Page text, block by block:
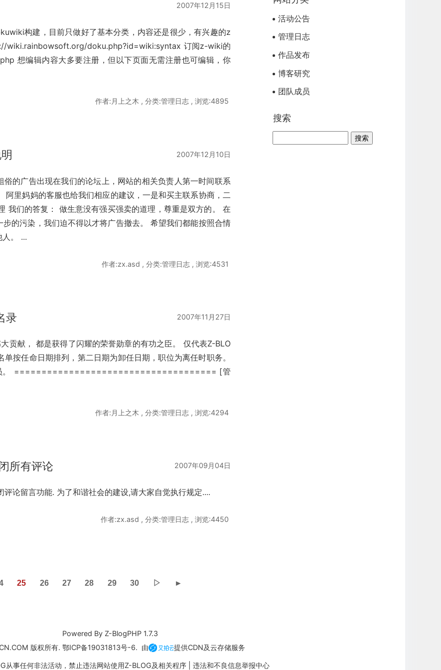
2007年12月15日
构建，目前只做好了基本分类，内容还是很少，有兴趣的z
wiki.rainbowsoft.org/doku.php?id=wiki:syntax 订阅z-wiki的
想编辑内容大多要注册，但以下页面无需注册也可编辑，你
作者:月上之木 , 分类:管理日志 , 浏览:4895
2007年12月10日
的广告出现在我们的论坛上，网站的相关负责人第一时间联系
阿里妈妈的客服也给我们相应的建议，一是和买主联系协商，二
我们的答复： 做生意没有强买强卖的道理，尊重是双方的。 在
的污染，我们迫不得以才将广告撤去。 希望我们都能按照合情
。 ...
作者:zx.asd , 分类:管理日志 , 浏览:4531
2007年11月27日
录
贡献， 都是获得了闪耀的荣誉勋章的有功之臣。 仅代表Z-BLO
按任命日期排列，第二日期为卸任日期，职位为离任时职务。
。 ===================================== [管
作者:月上之木 , 分类:管理日志 , 浏览:4294
2007年09月04日
所有评论
论留言功能. 为了和谐社会的建设,请大家自觉执行规定....
作者:zx.asd , 分类:管理日志 , 浏览:4450
25 26 27 28 29 30 ▷ ►
活动公告
管理日志
作品发布
博客研究
团队成员
搜索
Powered By Z-BlogPHP 1.7.3
版权所有. 鄂ICP备19031813号-6. 由
提供CDN及云存储服务
从事任何非法活动，禁止违法网站使用Z-BLOG及相关程序 | 违法和不良信息举报中心